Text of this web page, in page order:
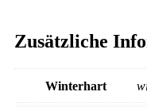
Zusätzliche
Winterhart